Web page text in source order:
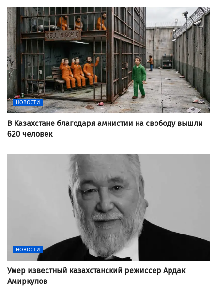
НОВОСТИ
В Казахстане благодаря амнистии на свободу вышли
620 человек
НОВОСТИ
Умер известный казахстанский режиссер Ардак
Амиркулов